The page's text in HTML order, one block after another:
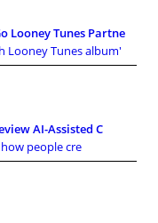
Looney Tunes Partne
Looney Tunes album'
AI-Assisted C
people cre